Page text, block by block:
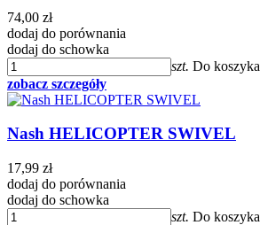
74,00 zł
dodaj do porównania
dodaj do schowka
szt. Do koszyka
zobacz szczegóły
Nash HELICOPTER SWIVEL
17,99 zł
dodaj do porównania
dodaj do schowka
szt. Do koszyka